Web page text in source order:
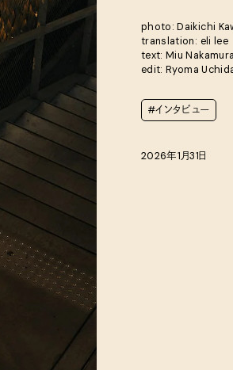
photo: Daikichi
translation: eli lee
text: Miu Nakamura
edit: Ryoma
#インタビュー
2026年1月31日